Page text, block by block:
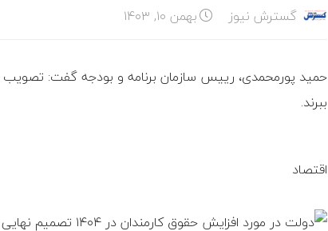
گسترش نیوز بهمن ۱۰, ۱۴۰۳
ببرند.
اقتصاد